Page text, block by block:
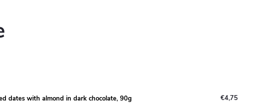
dates with almond in dark chocolate, 90g
€4,75